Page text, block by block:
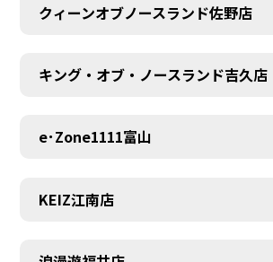
MEMBER
クィーンオブノースランド佐野店
キング・オブ・ノースランド吉久店
e･Zone1111富山
KEIZ江南店